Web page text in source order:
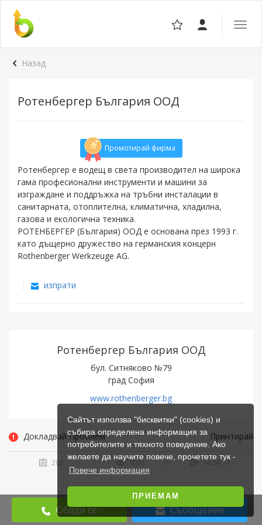
Сайтът използва "бисквитки" (cookies) и
събира определена информация за
потребителите и тяхното поведение. Ако
желаете да научите повече, прочетете тук -
Повече информация
ПРИЕМАМ
Назад
Ротенбергер България ООД
Промотирай фирма
Ротенбергер е водещ в света производител на широка
гама професионални инструменти и машини за
изграждане и поддръжка на тръбни инсталации в
санитарната, отоплителна, климатична, хладилна,
газова и екологична техника.
РОТЕНБЕРГЕР (България) ООД е основана през 1993 г.
като дъщерно дружество на германския концерн
Rothenberger Werkzeuge AG.
изпрати
Ротенбергер България ООД
бул. Ситняково №79
град София
www.rothenberger.bg
Обади се Съобщение
Докладвай Проблем Принтирай
203 1093 14.04.11